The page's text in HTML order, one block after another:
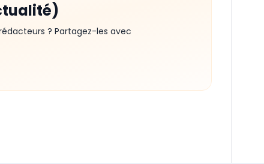
? Partagez-les avec